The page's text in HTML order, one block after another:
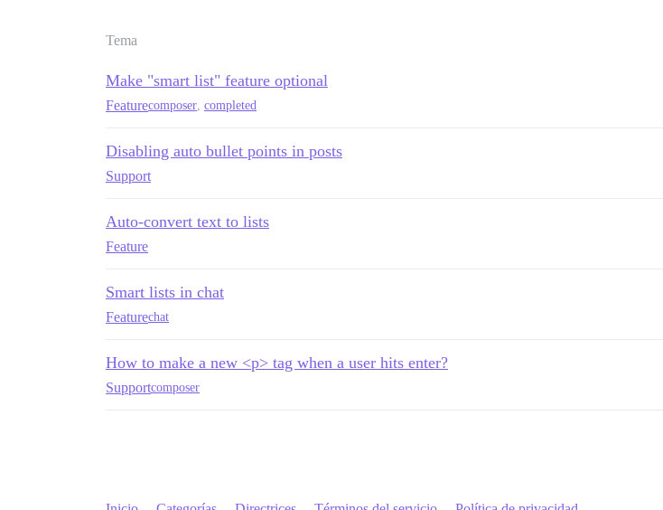
Tema
Make "smart list" feature optional
Featurecomposer, completed
Disabling auto bullet points in posts
Support
Auto-convert text to lists
Feature
Smart lists in chat
Featurechat
How to make a new <p> tag when a user hits enter?
Supportcomposer